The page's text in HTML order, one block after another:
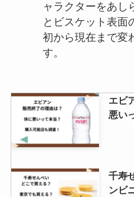
ャラクターをあし
とビスケット表面
初から現在まで変
す。
エビ
悪い
千寿
ンビ